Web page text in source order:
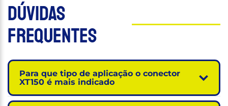
Dúvidas
Frequentes
Para que tipo de aplicação o conector
XT150 é mais indicado